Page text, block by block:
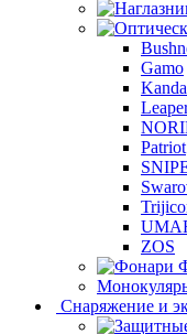
Gamo
Patriot
ZOS
Снаряжение и